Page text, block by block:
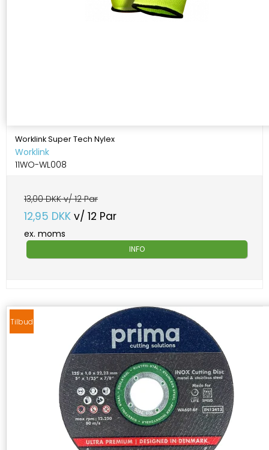
Worklink Super Tech Nylex
Worklink
11WO-WL008
13,00 DKK v/ 12 Par
12,95 DKK v/ 12 Par
ex. moms
INFO
Tilbud